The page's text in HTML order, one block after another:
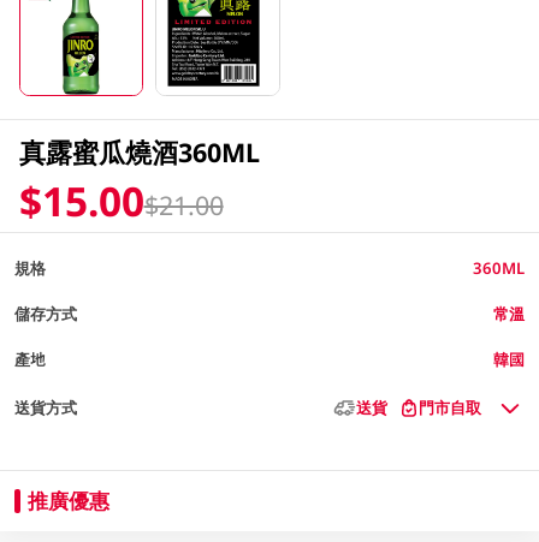
真露蜜瓜燒酒360ML
$15.00$21.00
規格 360ML
儲存方式 常溫
產地 韓國
送貨方式 送貨 門市自取
推廣優惠